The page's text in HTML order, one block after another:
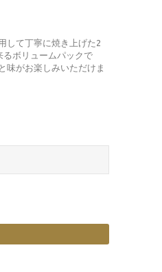
して丁寧に焼き上げた2
るボリュームパックで
味がお楽しみいただけま